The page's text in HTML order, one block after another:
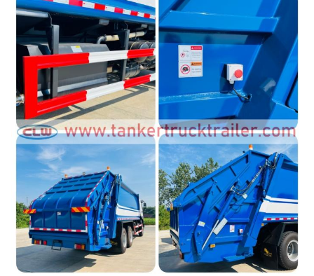
120L / 240L / 660L / 1100L
compatibles con el
contenedor
Color y logotipo pueden ser
opcionales